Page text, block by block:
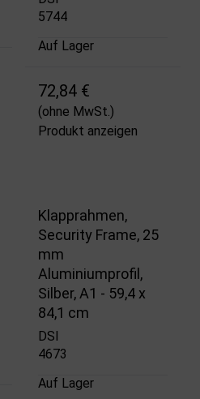
5744
Auf Lager
72,84 €
(ohne MwSt.)
Produkt anzeigen
Klapprahmen,
Security Frame, 25
mm
Aluminiumprofil,
Silber, A1 - 59,4 x
84,1 cm
DSI
4673
Auf Lager